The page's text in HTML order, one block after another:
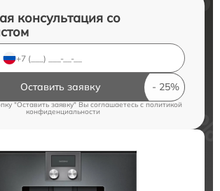
консультация со
Оставить заявку
"Оставить заявку" Вы соглашаетесь cполитикой
конфиденциальности